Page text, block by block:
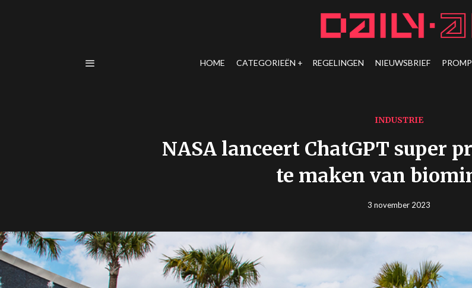
HOME CATEGORIEËN REGELINGEN NIEUWSBRIEF
INDUSTRIE
NASA lanceert ChatGPT super
te maken van
3 november 2023